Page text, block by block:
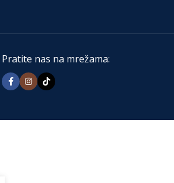
Pratite nas na mrežama: